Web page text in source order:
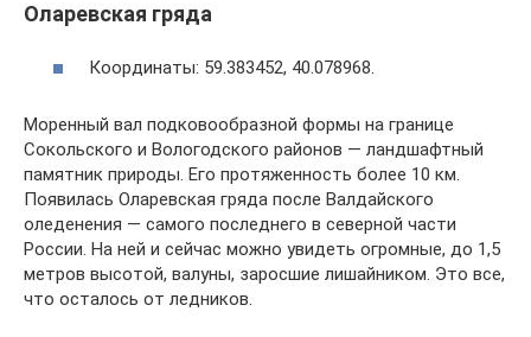
Оларевская гряда
Координаты: 59.383452, 40.078968.
Моренный вал подковообразной формы на границе
Сокольского и Вологодского районов — ландшафтный
памятник природы. Его протяженность более 10 км.
Появилась Оларевская гряда после Валдайского
оледенения — самого последнего в северной части
России. На ней и сейчас можно увидеть огромные, до 1,5
метров высотой, валуны, заросшие лишайником. Это все,
что осталось от ледников.